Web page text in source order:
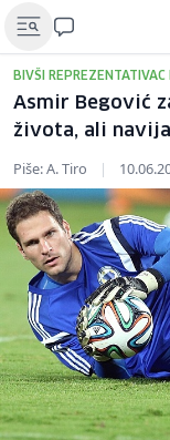
BIVŠI REPREZENTATIVAC
Asmir Begović
života, ali
Piše: A. Tiro |